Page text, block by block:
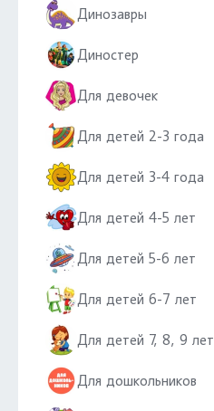
Динозавры
Диностер
Для девочек
Для детей 2-3 года
Для детей 3-4 года
Для детей 4-5 лет
Для детей 5-6 лет
Для детей 6-7 лет
Для детей 7, 8, 9 лет
Для дошкольников